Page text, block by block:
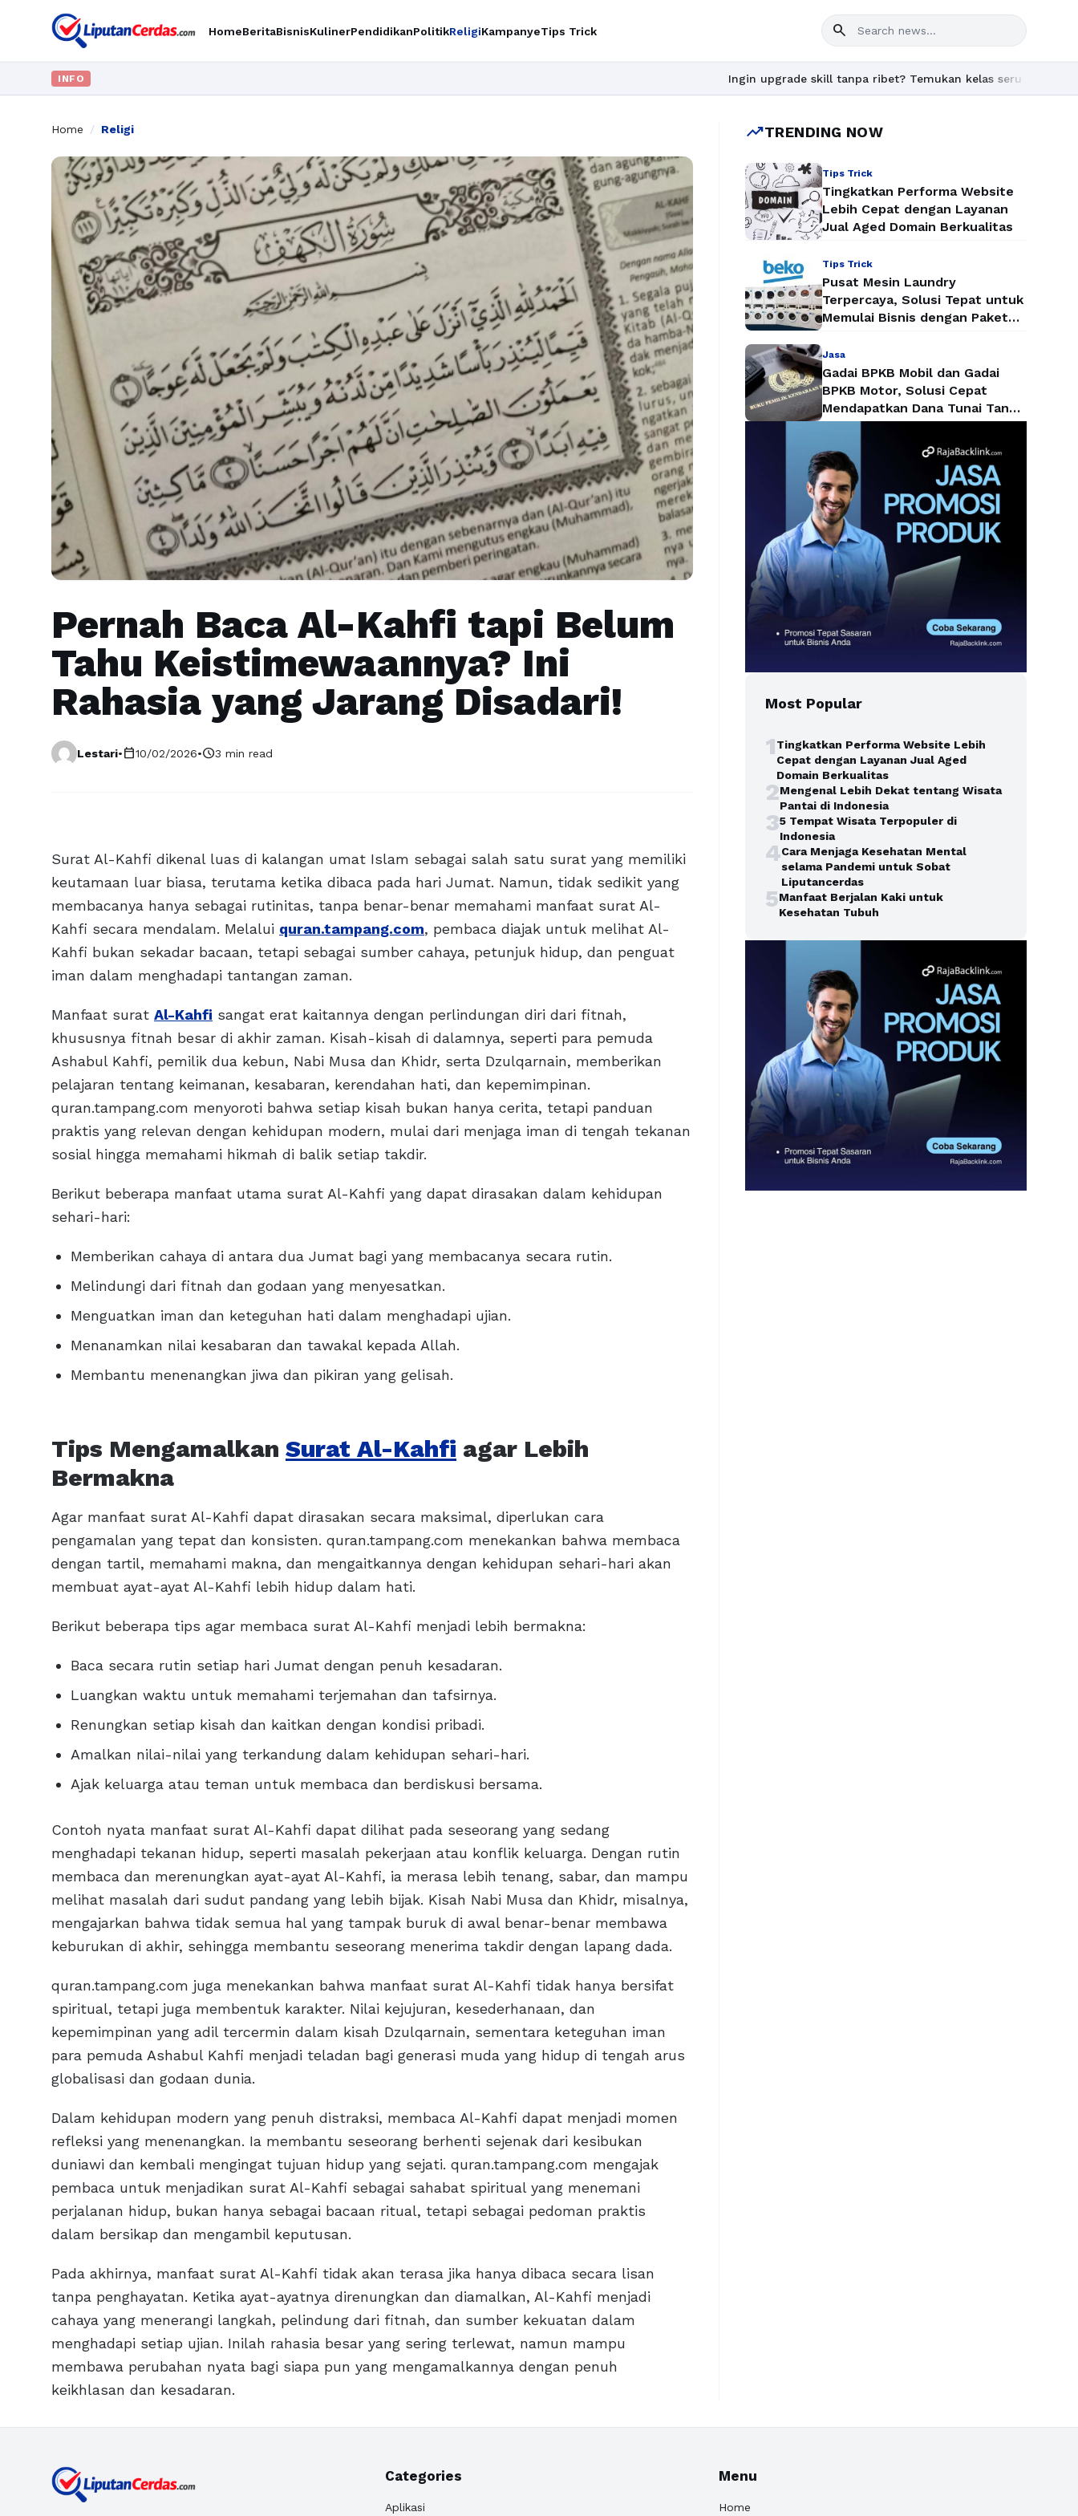
HomeBeritaBisnisKulinerPendidikanPolitikReligiKampanyeTips Trick search
INFO Ingin upgrade skill tanpa ribet? Temukan kelas seru dan materi lengkap
Home / Religi
Pernah Baca Al-Kahfi tapi Belum
Tahu Keistimewaannya? Ini
Rahasia yang Jarang Disadari!
Lestari•calendar_today10/02/2026•schedule3 min read
Surat Al-Kahfi dikenal luas di kalangan umat Islam sebagai salah satu surat yang memiliki
keutamaan luar biasa, terutama ketika dibaca pada hari Jumat. Namun, tidak sedikit yang
membacanya hanya sebagai rutinitas, tanpa benar-benar memahami manfaat surat Al-
Kahfi secara mendalam. Melalui quran.tampang.com, pembaca diajak untuk melihat Al-
Kahfi bukan sekadar bacaan, tetapi sebagai sumber cahaya, petunjuk hidup, dan penguat
iman dalam menghadapi tantangan zaman.
Manfaat surat Al-Kahfi sangat erat kaitannya dengan perlindungan diri dari fitnah,
khususnya fitnah besar di akhir zaman. Kisah-kisah di dalamnya, seperti para pemuda
Ashabul Kahfi, pemilik dua kebun, Nabi Musa dan Khidr, serta Dzulqarnain, memberikan
pelajaran tentang keimanan, kesabaran, kerendahan hati, dan kepemimpinan.
quran.tampang.com menyoroti bahwa setiap kisah bukan hanya cerita, tetapi panduan
praktis yang relevan dengan kehidupan modern, mulai dari menjaga iman di tengah tekanan
sosial hingga memahami hikmah di balik setiap takdir.
Berikut beberapa manfaat utama surat Al-Kahfi yang dapat dirasakan dalam kehidupan
sehari-hari:
Memberikan cahaya di antara dua Jumat bagi yang membacanya secara rutin.
Melindungi dari fitnah dan godaan yang menyesatkan.
Menguatkan iman dan keteguhan hati dalam menghadapi ujian.
Menanamkan nilai kesabaran dan tawakal kepada Allah.
Membantu menenangkan jiwa dan pikiran yang gelisah.
Tips Mengamalkan Surat Al-Kahfi agar Lebih
Bermakna
Agar manfaat surat Al-Kahfi dapat dirasakan secara maksimal, diperlukan cara
pengamalan yang tepat dan konsisten. quran.tampang.com menekankan bahwa membaca
dengan tartil, memahami makna, dan mengaitkannya dengan kehidupan sehari-hari akan
membuat ayat-ayat Al-Kahfi lebih hidup dalam hati.
Berikut beberapa tips agar membaca surat Al-Kahfi menjadi lebih bermakna:
Baca secara rutin setiap hari Jumat dengan penuh kesadaran.
Luangkan waktu untuk memahami terjemahan dan tafsirnya.
Renungkan setiap kisah dan kaitkan dengan kondisi pribadi.
Amalkan nilai-nilai yang terkandung dalam kehidupan sehari-hari.
Ajak keluarga atau teman untuk membaca dan berdiskusi bersama.
Contoh nyata manfaat surat Al-Kahfi dapat dilihat pada seseorang yang sedang
menghadapi tekanan hidup, seperti masalah pekerjaan atau konflik keluarga. Dengan rutin
membaca dan merenungkan ayat-ayat Al-Kahfi, ia merasa lebih tenang, sabar, dan mampu
melihat masalah dari sudut pandang yang lebih bijak. Kisah Nabi Musa dan Khidr, misalnya,
mengajarkan bahwa tidak semua hal yang tampak buruk di awal benar-benar membawa
keburukan di akhir, sehingga membantu seseorang menerima takdir dengan lapang dada.
quran.tampang.com juga menekankan bahwa manfaat surat Al-Kahfi tidak hanya bersifat
spiritual, tetapi juga membentuk karakter. Nilai kejujuran, kesederhanaan, dan
kepemimpinan yang adil tercermin dalam kisah Dzulqarnain, sementara keteguhan iman
para pemuda Ashabul Kahfi menjadi teladan bagi generasi muda yang hidup di tengah arus
globalisasi dan godaan dunia.
Dalam kehidupan modern yang penuh distraksi, membaca Al-Kahfi dapat menjadi momen
refleksi yang menenangkan. Ia membantu seseorang berhenti sejenak dari kesibukan
duniawi dan kembali mengingat tujuan hidup yang sejati. quran.tampang.com mengajak
pembaca untuk menjadikan surat Al-Kahfi sebagai sahabat spiritual yang menemani
perjalanan hidup, bukan hanya sebagai bacaan ritual, tetapi sebagai pedoman praktis
dalam bersikap dan mengambil keputusan.
Pada akhirnya, manfaat surat Al-Kahfi tidak akan terasa jika hanya dibaca secara lisan
tanpa penghayatan. Ketika ayat-ayatnya direnungkan dan diamalkan, Al-Kahfi menjadi
cahaya yang menerangi langkah, pelindung dari fitnah, dan sumber kekuatan dalam
menghadapi setiap ujian. Inilah rahasia besar yang sering terlewat, namun mampu
membawa perubahan nyata bagi siapa pun yang mengamalkannya dengan penuh
keikhlasan dan kesadaran.
trending_upTRENDING NOW
Tips Trick
Tingkatkan Performa Website
Lebih Cepat dengan Layanan
Jual Aged Domain Berkualitas
Tips Trick
Pusat Mesin Laundry
Terpercaya, Solusi Tepat untuk
Memulai Bisnis dengan Paket
Jasa
Gadai BPKB Mobil dan Gadai
BPKB Motor, Solusi Cepat
Mendapatkan Dana Tunai Tanpa
Kehilangan Kendaraan
Most Popular
1Tingkatkan Performa Website Lebih
Cepat dengan Layanan Jual Aged
Domain Berkualitas
2Mengenal Lebih Dekat tentang Wisata
Pantai di Indonesia
35 Tempat Wisata Terpopuler di
Indonesia
4Cara Menjaga Kesehatan Mental
selama Pandemi untuk Sobat
Liputancerdas
5Manfaat Berjalan Kaki untuk
Kesehatan Tubuh
Categories
Aplikasi
Menu
Home